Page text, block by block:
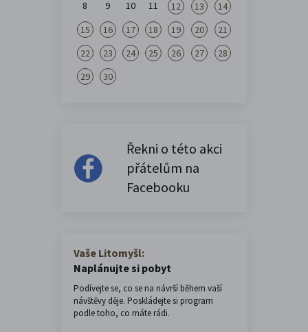
8 9 10 11 12 13
14
15
16 17 18 19 20
21
22
23 24 25 26 27
28
29
30
Řekni o této akci
přátelům na
Facebooku
Vaše Litomyšl:
Naplánujte si pobyt
Podívejte se, co se na návrší během vaší
návštěvy děje. Poskládejte si program
podle toho, co máte rádi.